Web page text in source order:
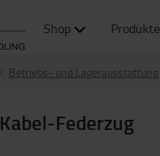
Shop Produkte
Betriebs- und Lagerausstattung
Kabel-Federzug